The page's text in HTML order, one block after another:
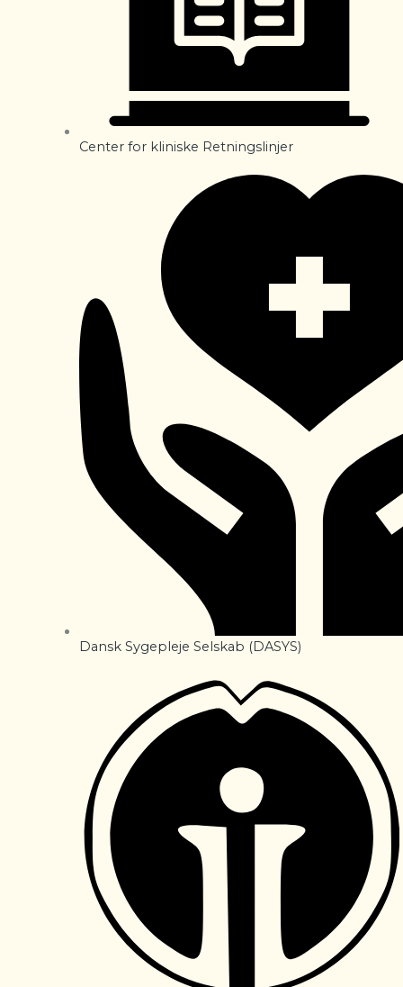
Center for kliniske Retningslinjer
Dansk Sygepleje Selskab (DASYS)